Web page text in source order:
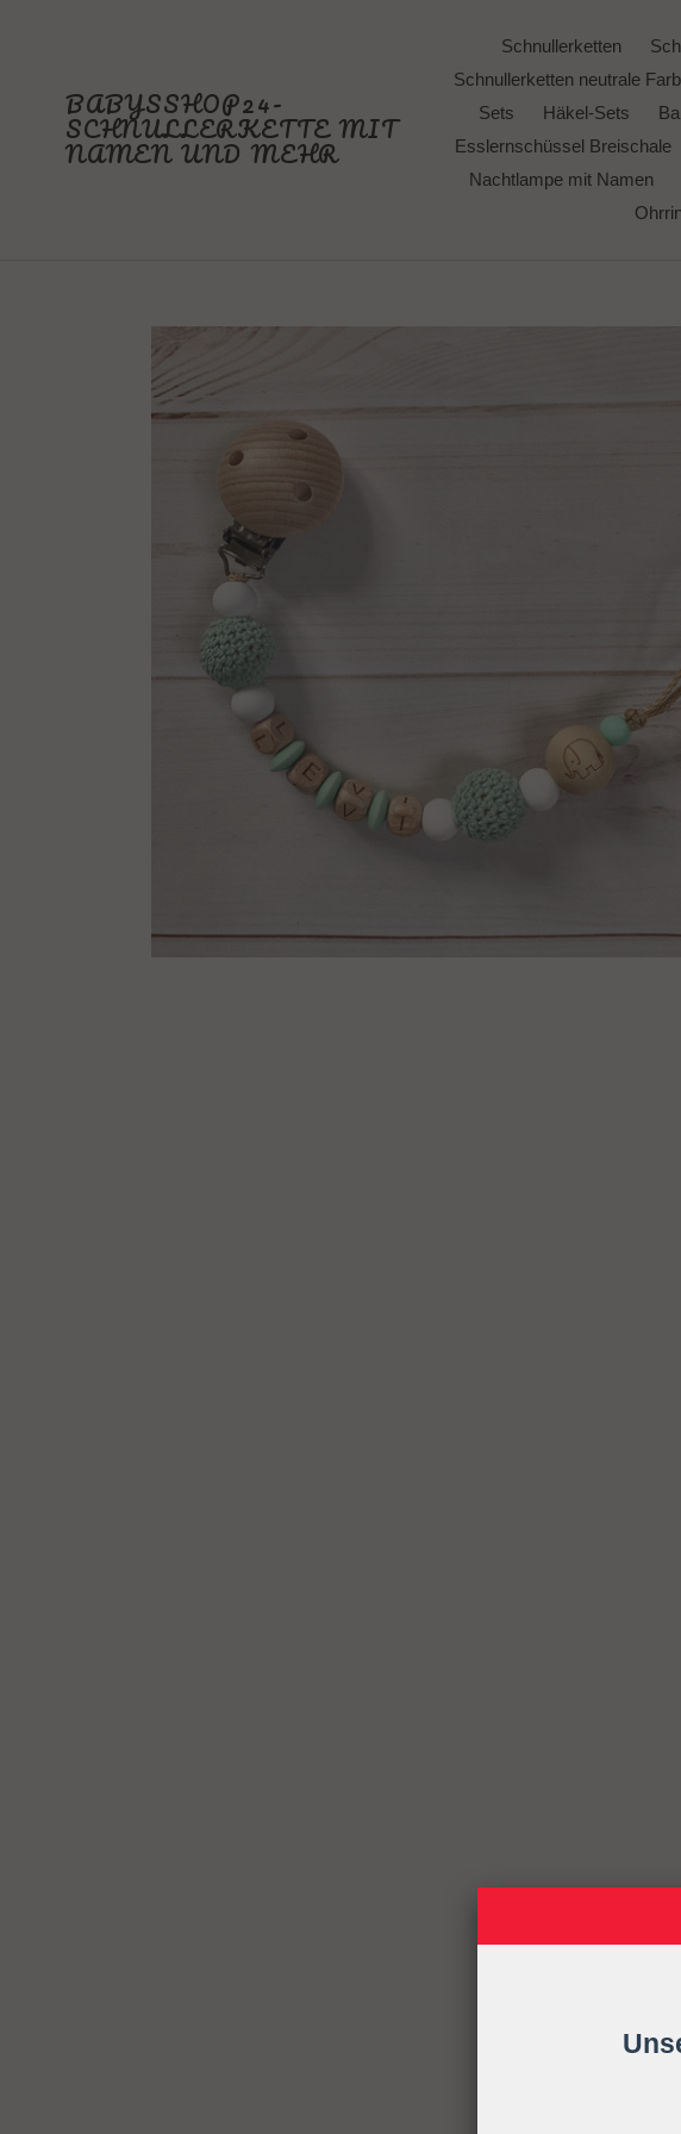
BABYSSHOP24-
SCHNULLERKETTE MIT
NAMEN UND MEHR
Schnullerketten
Schnullerketten neutrale
Sets
Häkel-Sets
Esslernschüssel Breischale
Nachtlampe mit Namen